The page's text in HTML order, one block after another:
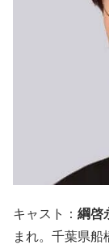
キャスト： 綱啓
まれ。千葉県船